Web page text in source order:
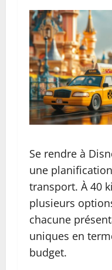
Se rendre à
une
transport. À 40
plusieurs
chacune
uniques en
budget.